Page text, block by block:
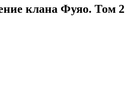
клана Фуяо. Том 2